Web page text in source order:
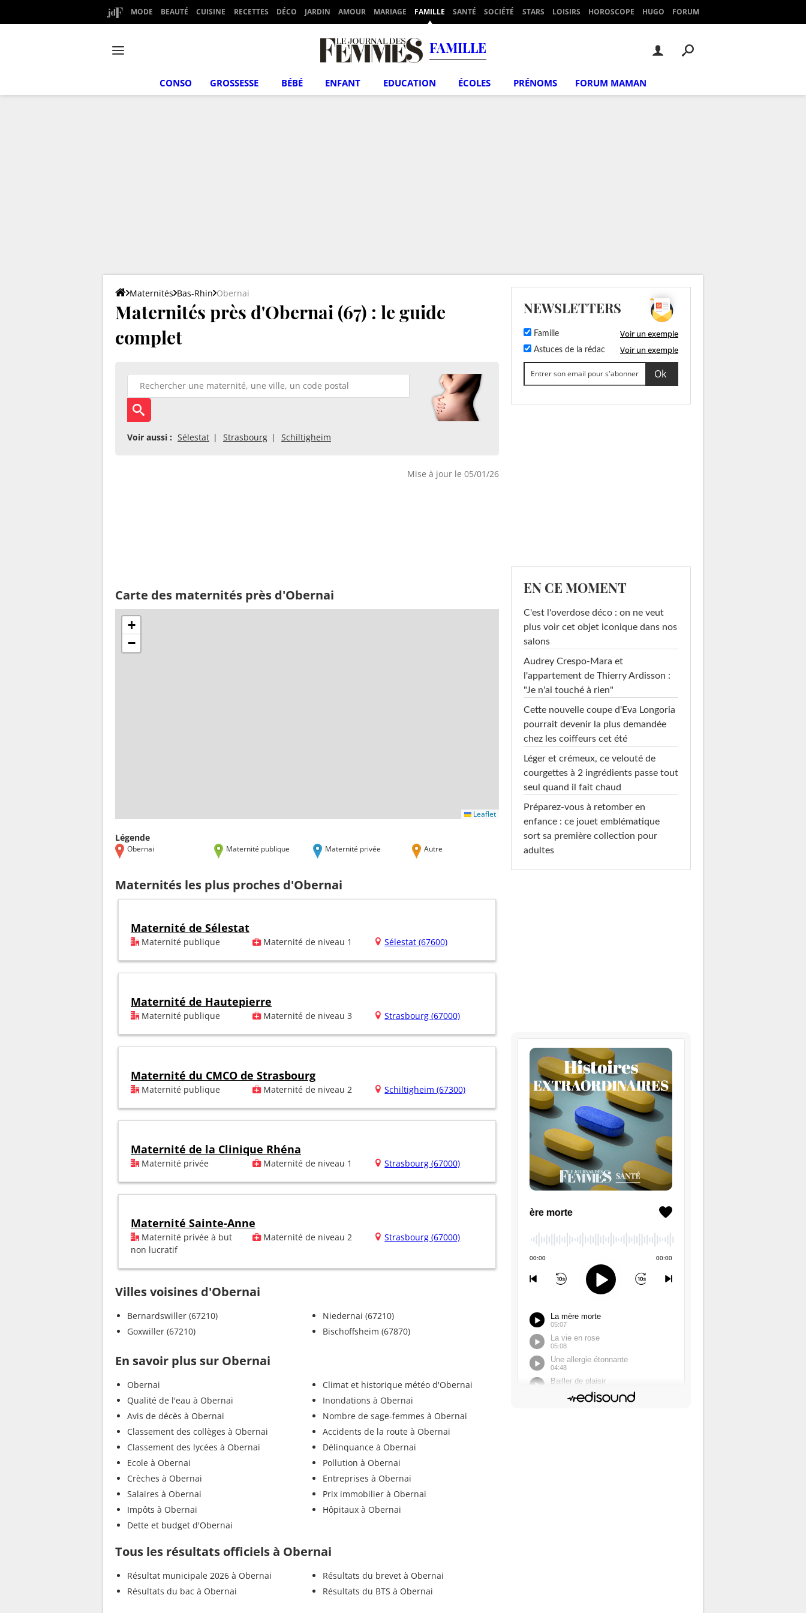
MODE BEAUTÉ CUISINE RECETTES DÉCO JARDIN AMOUR MARIAGE FAMILLE SANTÉ SOCIÉTÉ STARS LOISIRS HOROSCOPE HUGO FORUM
FAMILLE
CONSO GROSSESSE BÉBÉ ENFANT EDUCATION ÉCOLES PRÉNOMS FORUM MAMAN
Maternités Bas-Rhin Obernai
Maternités près d'Obernai (67) : le guide
complet
Voir aussi : Sélestat Strasbourg Schiltigheim
Mise à jour le 05/01/26
Carte des maternités près d'Obernai
+
−
Leaflet
Légende
Obernai Maternité publique Maternité privée Autre
Maternités les plus proches d'Obernai
Maternité de Sélestat
Maternité publique Maternité de niveau 1 Sélestat (67600)
Maternité de Hautepierre
Maternité publique Maternité de niveau 3 Strasbourg (67000)
Maternité du CMCO de Strasbourg
Maternité publique Maternité de niveau 2 Schiltigheim (67300)
Maternité de la Clinique Rhéna
Maternité privée Maternité de niveau 1 Strasbourg (67000)
Maternité Sainte-Anne
Maternité privée à but
non lucratif
Maternité de niveau 2 Strasbourg (67000)
Villes voisines d'Obernai
Bernardswiller (67210)
Goxwiller (67210)
Niedernai (67210)
Bischoffsheim (67870)
En savoir plus sur Obernai
Obernai
Qualité de l'eau à Obernai
Avis de décès à Obernai
Classement des collèges à Obernai
Classement des lycées à Obernai
Ecole à Obernai
Crèches à Obernai
Salaires à Obernai
Impôts à Obernai
Dette et budget d'Obernai
Climat et historique météo d'Obernai
Inondations à Obernai
Nombre de sage-femmes à Obernai
Accidents de la route à Obernai
Délinquance à Obernai
Pollution à Obernai
Entreprises à Obernai
Prix immobilier à Obernai
Hôpitaux à Obernai
Tous les résultats officiels à Obernai
Résultat municipale 2026 à Obernai
Résultats du bac à Obernai
Résultats du brevet à Obernai
Résultats du BTS à Obernai
NEWSLETTERS
Famille Voir un exemple
Astuces de la rédac Voir un exemple
EN CE MOMENT
C'est l'overdose déco : on ne veut
plus voir cet objet iconique dans nos
salons
Audrey Crespo-Mara et
l'appartement de Thierry Ardisson :
"Je n'ai touché à rien"
Cette nouvelle coupe d'Eva Longoria
pourrait devenir la plus demandée
chez les coiffeurs cet été
Léger et crémeux, ce velouté de
courgettes à 2 ingrédients passe tout
seul quand il fait chaud
Préparez-vous à retomber en
enfance : ce jouet emblématique
sort sa première collection pour
adultes